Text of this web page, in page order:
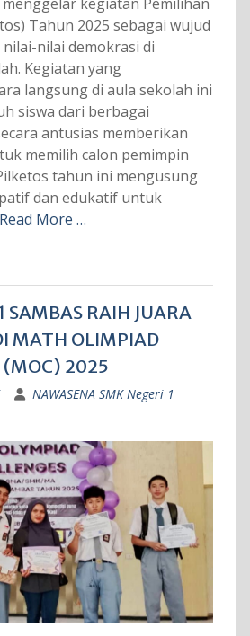
kegiatan Pemilihan
Tahun 2025 sebagai wujud
nilai demokrasi di
Kegiatan yang
langsung di aula sekolah ini
siswa dari berbagai
antusias memberikan
memilih calon pemimpin
tahun ini mengusung
dan edukatif untuk
Read More …
SAMBAS RAIH JUARA
MATH OLIMPIAD
(MOC) 2025
NAWASENA SMK Negeri 1